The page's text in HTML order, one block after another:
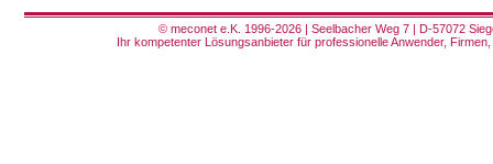
© meconet e.K. 1996-2026 | Seelbacher Weg 7 | D-57072
Ihr kompetenter Lösungsanbieter für professionelle Anwender,